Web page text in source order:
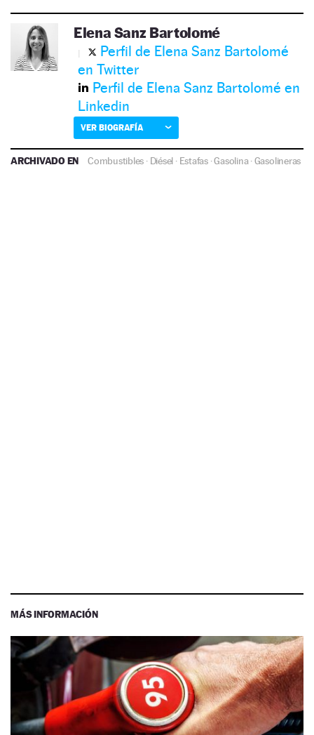
Elena Sanz Bartolomé
Perfil de Elena Sanz Bartolomé
en Twitter
Perfil de Elena Sanz Bartolomé en
Linkedin
VER BIOGRAFÍA
ARCHIVADO EN Combustibles · Diésel · Estafas·Gasolina·Gasolineras
MÁS INFORMACIÓN